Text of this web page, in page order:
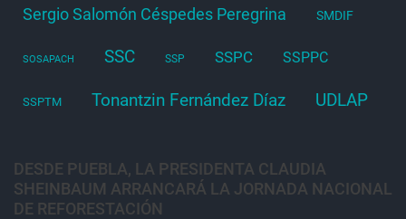
Sergio Salomón Céspedes Peregrina SMDIF
SOSAPACH SSC SSP SSPC SSPPC
SSPTM Tonantzin Fernández Díaz UDLAP
DESDE PUEBLA, LA PRESIDENTA CLAUDIA
SHEINBAUM ARRANCARÁ LA JORNADA NACIONAL
DE REFORESTACIÓN